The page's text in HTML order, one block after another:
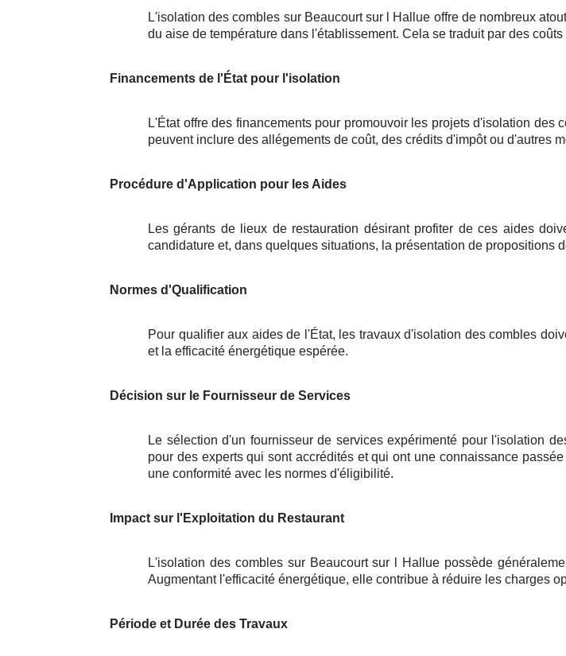
L'isolation des combles sur Beaucourt sur l Hallue offre de nombreux
du aise de température dans l'établissement. Cela se traduit par des
Financements de l'État pour l'isolation
L'État offre des financements pour promouvoir les projets d'isolation
peuvent inclure des allégements de coût, des crédits d'impôt ou d'autres
Procédure d'Application pour les Aides
Les gérants de lieux de restauration désirant profiter de ces aides
candidature et, dans quelques situations, la présentation de propositions
Normes d'Qualification
Pour qualifier aux aides de l'État, les travaux d'isolation des combles
et la efficacité énergétique espérée.
Décision sur le Fournisseur de Services
Le sélection d'un fournisseur de services expérimenté pour l'isolation
pour des experts qui sont accrédités et qui ont une connaissance
une conformité avec les normes d'éligibilité.
Impact sur l'Exploitation du Restaurant
L'isolation des combles sur Beaucourt sur l Hallue possède
Augmentant l'efficacité énergétique, elle contribue à réduire les charges
Période et Durée des Travaux